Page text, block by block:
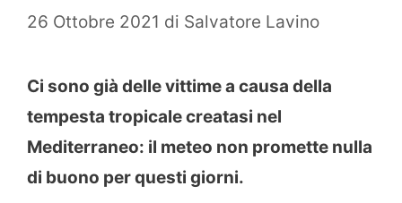
26 Ottobre 2021 di Salvatore Lavino
Ci sono già delle vittime a causa della
tempesta tropicale creatasi nel
Mediterraneo: il meteo non promette nulla
di buono per questi giorni.